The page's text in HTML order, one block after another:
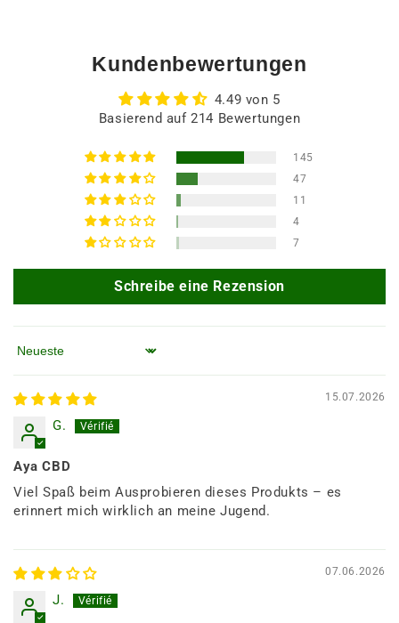
Kundenbewertungen
4.49 von 5
Basierend auf 214 Bewertungen
145
47
11
4
7
Schreibe eine Rezension
Sortieren nach
15.07.2026
G.
Aya CBD
Viel Spaß beim Ausprobieren dieses Produkts – es
erinnert mich wirklich an meine Jugend.
07.06.2026
J.